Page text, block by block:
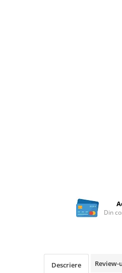
Fructe si legume Bio
Bauturi vegetale
Din
Descriere Review-